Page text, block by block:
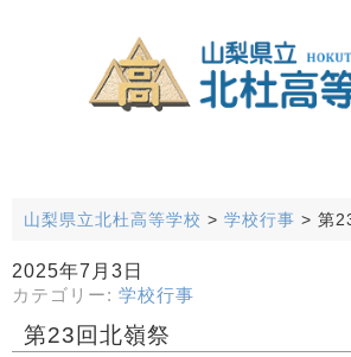
山梨県立北杜高等学校 > 学校行事 > 第
2025年7月3日
カテゴリー: 学校行事
第23回北嶺祭